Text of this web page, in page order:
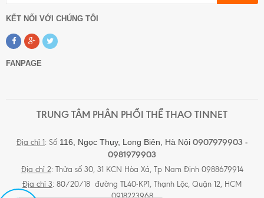
KẾT NỐI VỚI CHÚNG TÔI
FANPAGE
TRUNG TÂM PHÂN PHỐI THỂ THAO TINNET
Địa chỉ 1 : Số 116, Ngọc Thụy, Long Biên, Hà Nội 0907979903 -
0981979903
Địa chỉ 2: Thửa số 30, 31 KCN Hòa Xá, Tp Nam Định 0988679914
Địa chỉ 3: 80/20/18 đường TL40-KP1, Thạnh Lộc, Quận 12, HCM
0918223968